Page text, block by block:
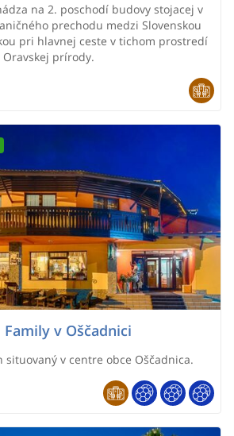
na 2. poschodí budovy stojacej v
prechodu medzi Slovenskou
pri hlavnej ceste v tichom prostredí
prírody.
Family v Oščadnici
situovaný v centre obce Oščadnica.